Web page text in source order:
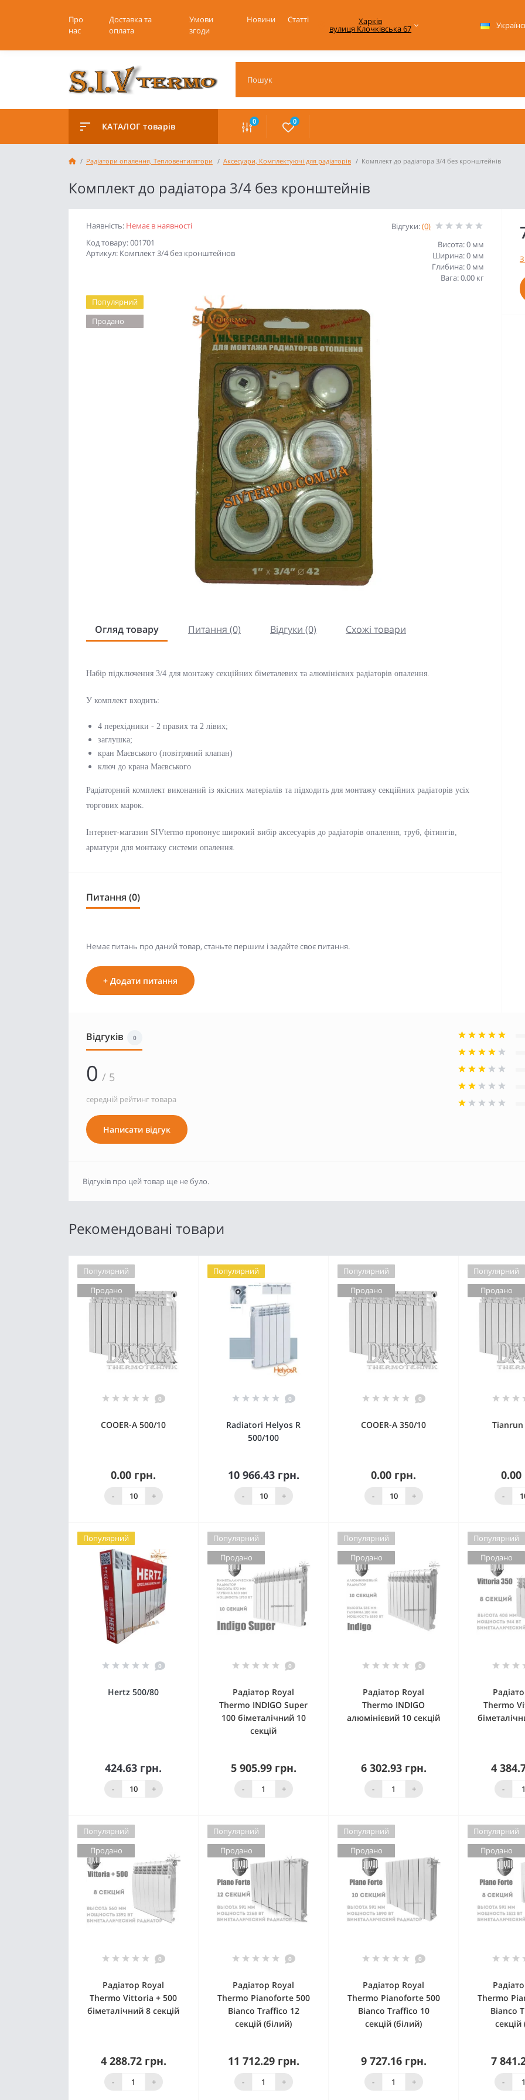
Про
нас
Доставка та
оплата
Умови
згоди
Новини Статті Харків
вулиця Клочківська 67
КАТАЛОГ товарів 0 0
Радіатори опалення, Тепловентилятори Аксесуари, Комплектуючі для радіаторів Комплект до радіатора 3/4 без кронштейнів
Комплект до радіатора 3/4 без кронштейнів
Наявність: Немає в наявності
Код товару: 001701
Артикул: Комплект 3/4 без кронштейнов
Відгуки:(0)
Висота: 0 мм
Ширина: 0 мм
Глибина: 0 мм
Вага: 0.00 кг
Популярний
Продано
Огляд товару Питання (0) Відгуки (0) Схожі товари
Набір підключення 3/4 для монтажу секційних біметалевих та алюмінієвих радіаторів опалення.
У комплект входить:
4 перехідники - 2 правих та 2 лівих;
заглушка;
кран Маєвського (повітряний клапан)
ключ до крана Маєвського
Радіаторний комплект виконаний із якісних матеріалів та підходить для монтажу секційних радіаторів усіх
торгових марок.
Інтернет-магазин SIVtermo пропонує широкий вибір аксесуарів до радіаторів опалення, труб, фітингів,
арматури для монтажу системи опалення.
Питання (0)
Немає питань про даний товар, станьте першим і задайте своє питання.
+ Додати питання
Відгуків 0
0 / 5
середній рейтинг товара
Написати відгук
Відгуків про цей товар ще не було.
Рекомендовані товари
Популярний
Продано
0
COOER-A 500/10
0.00 грн.
- +
Знято з
виробництва
Популярний
0
Radiatori Helyos R
500/100
10 966.43 грн.
- +
Купити
Популярний
Продано
0
COOER-A 350/10
0.00 грн.
- +
Знято з
виробництва
Популярний
Продано
Tianrun
0.00
-
Популярний
0
Hertz 500/80
424.63 грн.
- +
Купити
Популярний
Продано
0
Радіатор Royal
Thermo INDIGO Super
100 біметалічний 10
секцій
5 905.99 грн.
- +
Немає в наявності
Популярний
Продано
0
Радіатор Royal
Thermo INDIGO
алюмінієвий 10 секцій
6 302.93 грн.
- +
Немає в наявності
Популярний
Продано
Thermo
4
-
Немає
Популярний
Продано
0
Радіатор Royal
Thermo Vittoria + 500
біметалічний 8 секцій
4 288.72 грн.
- +
Немає в наявності
Популярний
Продано
0
Радіатор Royal
Thermo Pianoforte 500
Bianco Traffico 12
секцій (білий)
11 712.29 грн.
- +
Немає в наявності
Популярний
Продано
0
Радіатор Royal
Thermo Pianoforte 500
Bianco Traffico 10
секцій (білий)
9 727.16 грн.
- +
Немає в наявності
Популярний
Продано
Thermo
Bianco
секцій
7
-
Немає